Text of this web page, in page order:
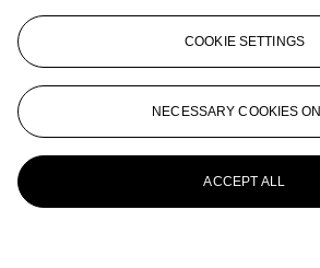
bibliothèque San Marco, à Venise, illustré
Antiche Statue Greche e Romane(Venise,
par B. de Montfaucon,L'Antiquité Expliquée
pl. LXXXII) comme le sujet d'une gravure
de la moitié du XVIème siècle.
More fromCollection Yves
et Pierre Bergé
COOKIE SETTINGS
NECESSARY COOKIES
ACCEPT ALL